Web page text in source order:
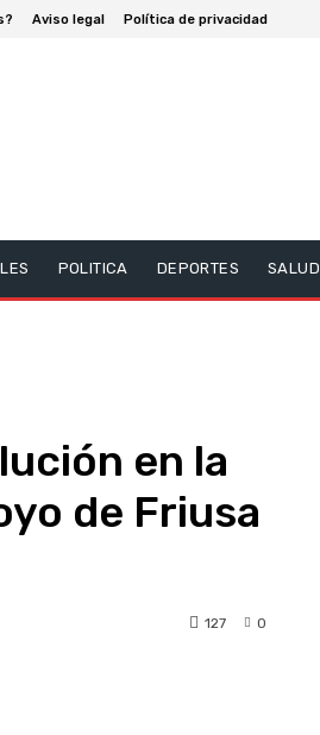
Aviso legal Política de privacidad
POLITICA DEPORTES SALUD
en la
de Friusa
0
127